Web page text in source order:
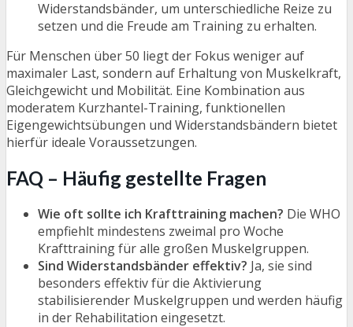
Widerstandsbänder, um unterschiedliche Reize zu
setzen und die Freude am Training zu erhalten.
Für Menschen über 50 liegt der Fokus weniger auf
maximaler Last, sondern auf Erhaltung von Muskelkraft,
Gleichgewicht und Mobilität. Eine Kombination aus
moderatem Kurzhantel-Training, funktionellen
Eigengewichtsübungen und Widerstandsbändern bietet
hierfür ideale Voraussetzungen.
FAQ – Häufig gestellte Fragen
Wie oft sollte ich Krafttraining machen? Die WHO
empfiehlt mindestens zweimal pro Woche
Krafttraining für alle großen Muskelgruppen.
Sind Widerstandsbänder effektiv? Ja, sie sind
besonders effektiv für die Aktivierung
stabilisierender Muskelgruppen und werden häufig
in der Rehabilitation eingesetzt.